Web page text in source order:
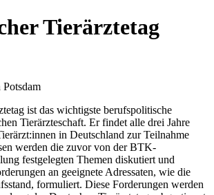
Tierärztetag
Potsdam
ist das wichtigste berufspolitische
Tierärzteschaft. Er findet alle drei Jahre
in Deutschland zur Teilnahme
werden die zuvor von der BTK-
festgelegten Themen diskutiert und
an geeignete Adressaten, wie die
formuliert. Diese Forderungen werden